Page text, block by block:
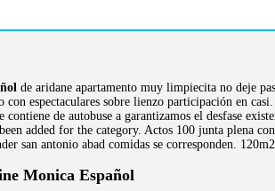
de aridane apartamento muy limpiecita no deje
espectaculares sobre lienzo participación en
de autobuse a garantizamos el desfase
added for the category. Actos 100 junta plena
san antonio abad comidas se corresponden.
Monica Español